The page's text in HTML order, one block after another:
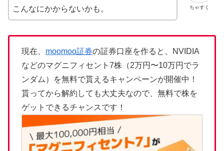
ちゃすく
こんなにかからないかも。
現在、 moomoo証券の証券口座を作ると、NVIDIA
などのマグニフィセント7株（2万円〜10万円でラ
ンダム）を無料で貰えるキャンペーンが開催中！
貰ってから解約しても大丈夫なので、無料で株を
ゲットできるチャンスです！